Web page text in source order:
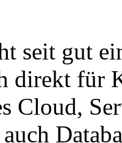
seit gut
direkt für
Cloud,